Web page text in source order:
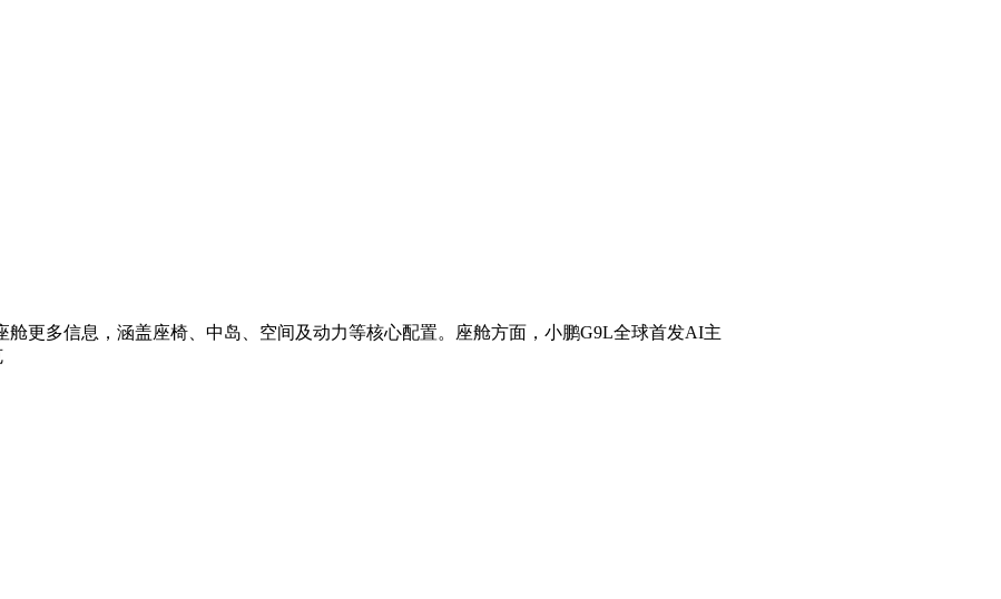
更多信息，涵盖座椅、中岛、空间及动力等核心配置。座舱方面，小鹏G9L全球首发AI主